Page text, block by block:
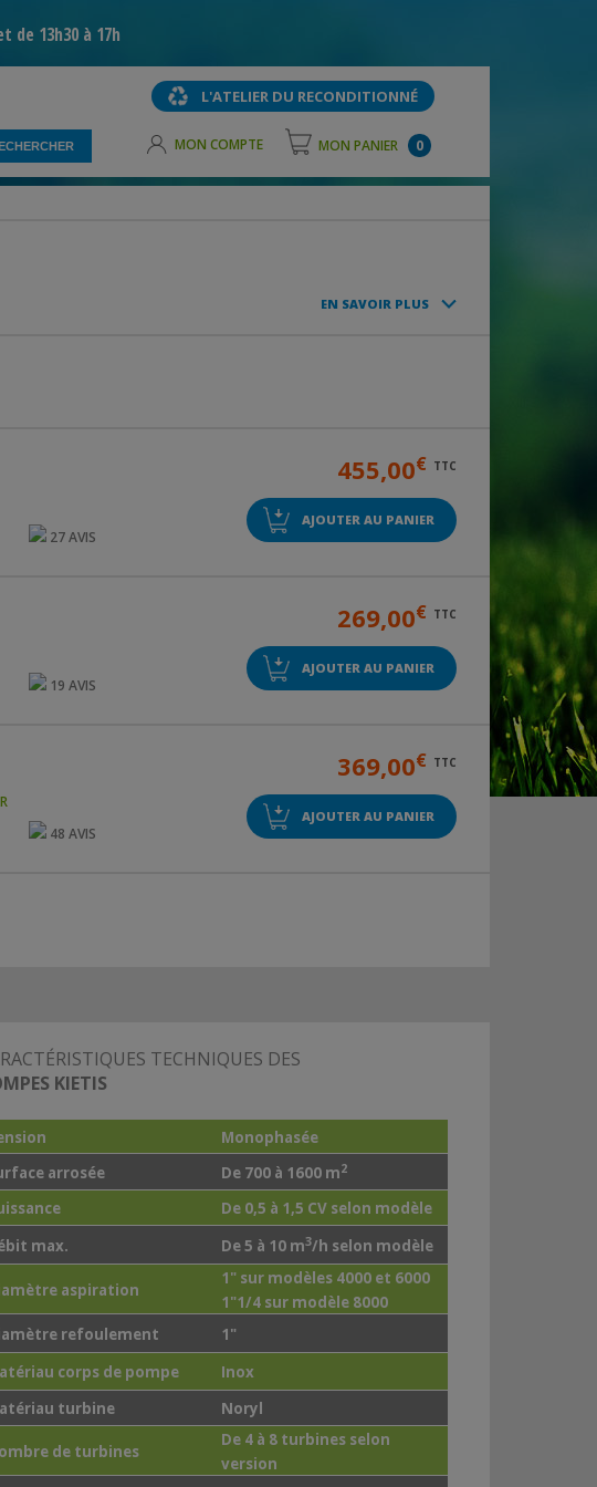
de 13h30 à 17h
L'ATELIER DU RECONDITIONNÉ
MON COMPTE MON PANIER 0
EN SAVOIR PLUS
27 AVIS
455,00€ TTC
AJOUTER AU PANIER
19 AVIS
269,00€ TTC
AJOUTER AU PANIER
48 AVIS
369,00€ TTC
AJOUTER AU PANIER
TECHNIQUES DES
KIETIS
Monophasée
arrosée
De 700 à 1600 m2
De 0,5 à 1,5 CV selon modèle
max.
De 5 à 10 m3/h selon modèle
aspiration
1" sur modèles 4000 et 6000
1"1/4 sur modèle 8000
refoulement
1"
corps de pompe
Inox
turbine
Noryl
de turbines
De 4 à 8 turbines selon
version